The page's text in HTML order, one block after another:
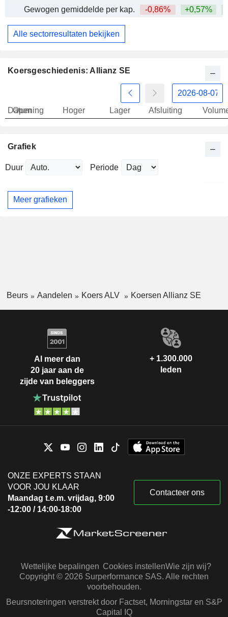
Gewogen gemiddelde per kap. -0,86% +0,57%
Alle sectorresultaten bekijken
Koersgeschiedenis: Allianz SE
Datum
Opening Hoger Lager Afsluiting
Grafiek
Duur Periode
Meer grafieken
Beurs Aandelen Koers ALV Koersen Allianz SE
Al meer dan
20 jaar aan de
zijde van beleggers
+ 1.300.000
leden
ONZE EXPERTS STAAN
VOOR JOU KLAAR
Maandag t.e.m. vrijdag, 9:00
-12:00 / 14:00-18:00
Contacteer ons
Wettelijke bepalingen Cookies instellenWie zijn wij?
Copyright © 2026 Surperformance SAS. Alle rechten
voorbehouden.
Beursnoteringen verstrekt door Factset, Morningstar en S&P
Capital IQ